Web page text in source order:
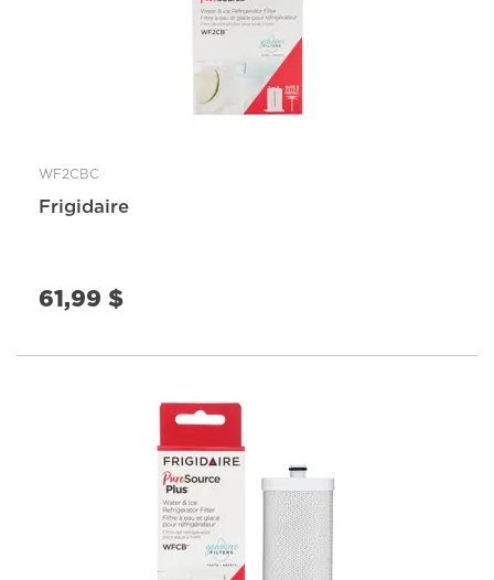
WF2CBC
Frigidaire
61,99 $